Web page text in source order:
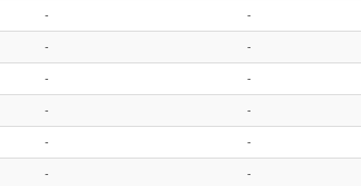
- -
- -
- -
- -
- -
- -